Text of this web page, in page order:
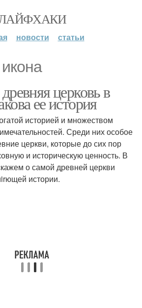
новости статьи
церковь в
ее история
историей и множеством
Среди них особое
церкви, которые до сих пор
и историческую ценность. В
о самой древней церкви
истории.